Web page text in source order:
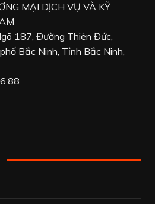
MẠI DỊCH VỤ VÀ KỸ
187, Đường Thiên Đức,
Bắc Ninh, Tỉnh Bắc Ninh,